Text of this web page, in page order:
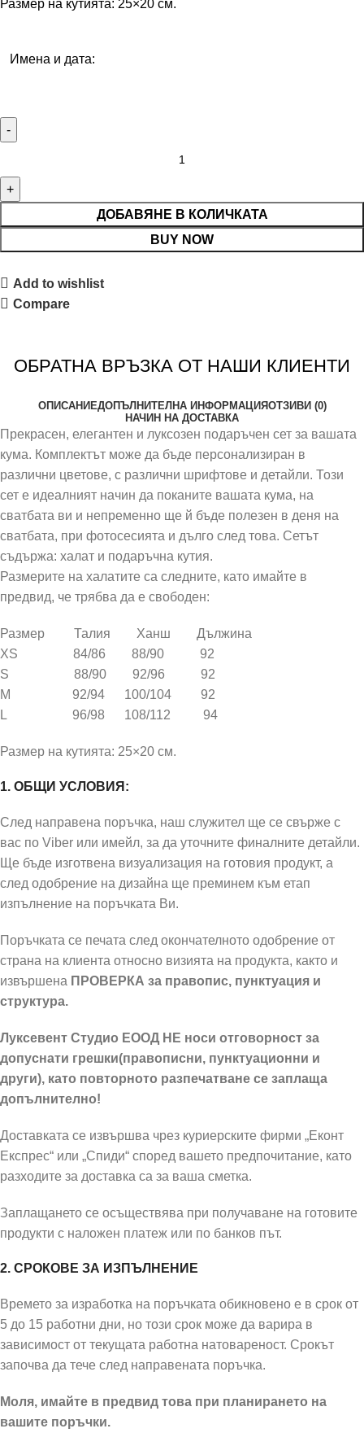
Размер на кутията: 25×20 см.
Имена и дата:
ДОБАВЯНЕ В КОЛИЧКАТА
BUY NOW
Add to wishlist
Compare
ОБРАТНА ВРЪЗКА ОТ НАШИ КЛИЕНТИ
ОПИСАНИЕДОПЪЛНИТЕЛНА ИНФОРМАЦИЯОТЗИВИ (0)
НАЧИН НА ДОСТАВКА
Прекрасен, елегантен и луксозен подаръчен сет за вашата
кума. Комплектът може да бъде персонализиран в
различни цветове, с различни шрифтове и детайли. Този
сет е идеалният начин да поканите вашата кума, на
сватбата ви и непременно ще й бъде полезен в деня на
сватбата, при фотосесията и дълго след това. Сетът
съдържа: халат и подаръчна кутия.
Размерите на халатите са следните, като имайте в
предвид, че трябва да е свободен:
Размер Талия Ханш Дължина
XS 84/86 88/90 92
S 88/90 92/96 92
M 92/94 100/104 92
L 96/98 108/112 94
Размер на кутията: 25×20 см.
1. ОБЩИ УСЛОВИЯ:
След направена поръчка, наш служител ще се свърже с
вас по Viber или имейл, за да уточните финалните детайли.
Ще бъде изготвена визуализация на готовия продукт, а
след одобрение на дизайна ще преминем към етап
изпълнение на поръчката Ви.
Поръчката се печата след окончателното одобрение от
страна на клиента относно визията на продукта, както и
извършена ПРОВЕРКА за правопис, пунктуация и
структура.
Луксевент Студио ЕООД НЕ носи отговорност за
допуснати грешки(правописни, пунктуационни и
други), като повторното разпечатване се заплаща
допълнително!
Доставката се извършва чрез куриерските фирми „Еконт
Експрес“ или „Спиди“ според вашето предпочитание, като
разходите за доставка са за ваша сметка.
Заплащането се осъществява при получаване на готовите
продукти с наложен платеж или по банков път.
2. СРОКОВЕ ЗА ИЗПЪЛНЕНИЕ
Времето за изработка на поръчката обикновено е в срок от
5 до 15 работни дни, но този срок може да варира в
зависимост от текущата работна натовареност. Срокът
започва да тече след направената поръчка.
Моля, имайте в предвид това при планирането на
вашите поръчки.